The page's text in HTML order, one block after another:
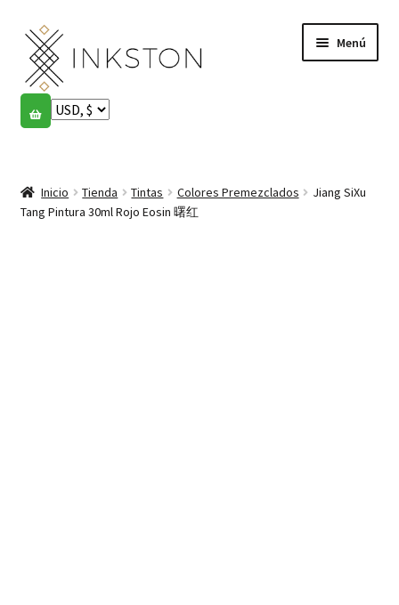
Ir
la
navegación
Ir
al
contenido
Menú
Tienda
English
Inicio Tienda Tintas Colores Premezclados
Jiang SiXu
Tang Pintura 30ml Rojo Eosin 曙红